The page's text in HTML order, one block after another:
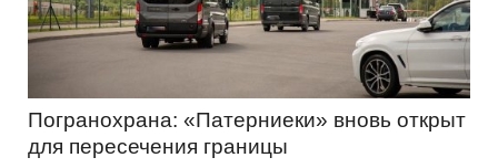
Погранохрана: «Патерниеки» вновь открыт
для пересечения границы